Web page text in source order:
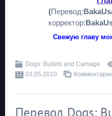
(Перевод:
корректор:
Свежую главу
Dogs: Bullets and Carnage
03.05.2010
Перевод Dogs: